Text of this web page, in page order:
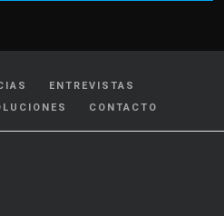
ENTREVISTAS
CONTACTO